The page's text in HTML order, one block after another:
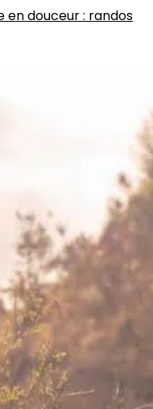
en douceur : randos